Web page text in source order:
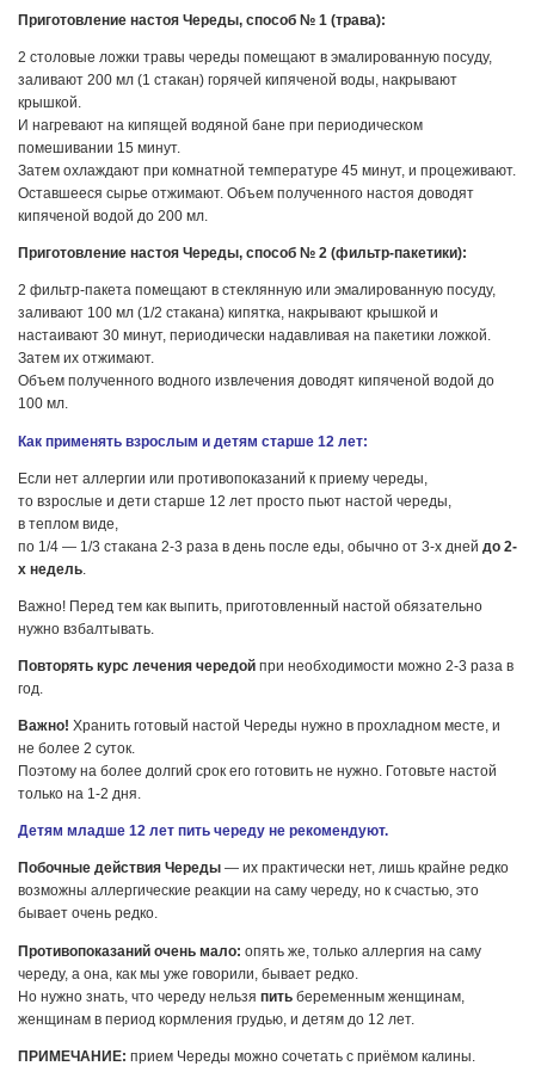
Приготовление настоя Череды, способ № 1 (трава):
2 столовые ложки травы череды помещают в эмалированную посуду,
заливают 200 мл (1 стакан) горячей кипяченой воды, накрывают
крышкой.
И нагревают на кипящей водяной бане при периодическом
помешивании 15 минут.
Затем охлаждают при комнатной температуре 45 минут, и процеживают.
Оставшееся сырье отжимают. Объем полученного настоя доводят
кипяченой водой до 200 мл.
Приготовление настоя Череды, способ № 2 (фильтр-пакетики):
2 фильтр-пакета помещают в стеклянную или эмалированную посуду,
заливают 100 мл (1/2 стакана) кипятка, накрывают крышкой и
настаивают 30 минут, периодически надавливая на пакетики ложкой.
Затем их отжимают.
Объем полученного водного извлечения доводят кипяченой водой до
100 мл.
Как применять взрослым и детям старше 12 лет:
Если нет аллергии или противопоказаний к приему череды,
то взрослые и дети старше 12 лет просто пьют настой череды,
в теплом виде,
по 1/4 — 1/3 стакана 2-3 раза в день после еды, обычно от 3-х дней до 2-
х недель
Важно! Перед тем как выпить, приготовленный настой обязательно
нужно взбалтывать.
Повторять курс лечения чередой при необходимости можно 2-3 раза в
год.
Важно! Хранить готовый настой Череды нужно в прохладном месте, и
не более 2 суток.
Поэтому на более долгий срок его готовить не нужно. Готовьте настой
только на 1-2 дня.
Детям младше 12 лет пить череду не рекомендуют.
Побочные действия Череды — их практически нет, лишь крайне редко
возможны аллергические реакции на саму череду, но к счастью, это
бывает очень редко.
Противопоказаний очень мало: опять же, только аллергия на саму
череду, а она, как мы уже говорили, бывает редко.
Но нужно знать, что череду нельзя пить беременным женщинам,
женщинам в период кормления грудью, и детям до 12 лет.
ПРИМЕЧАНИЕ: прием Череды можно сочетать с приёмом калины.